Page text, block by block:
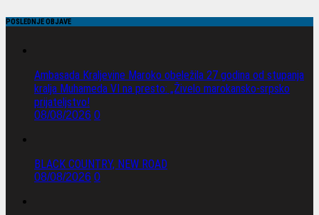
POSLEDNJE OBJAVE
Ambasada Kraljevine Maroko obeležila 27 godina od stupanja
kralja Muhameda VI na presto: „Živelo marokansko-srpsko
prijateljstvo!
08/08/2026 0
BLACK COUNTRY, NEW ROAD
08/08/2026 0